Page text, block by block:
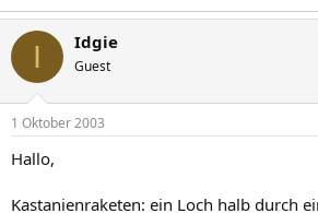
I Idgie
Guest
1 Oktober 2003
Hallo,
Kastanienraketen: ein Loch halb durch